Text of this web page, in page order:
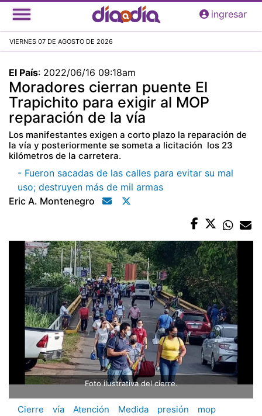
Pasar
al
principal
ingresar
VIERNES 07 DE AGOSTO DE 2026
El País: 2022/06/16 09:18am
Moradores cierran puente El
Trapichito para exigir al MOP
reparación de la vía
Los manifestantes exigen a corto plazo la reparación de
la vía y posteriormente se someta a licitación los 23
kilómetros de la carretera.
- Fueron sacadas de las calles para evitar su mal
uso; destruyen más de mil armas
Eric A. Montenegro
Foto ilustrativa del cierre.
Cierre vía Atención Medida presión
mop